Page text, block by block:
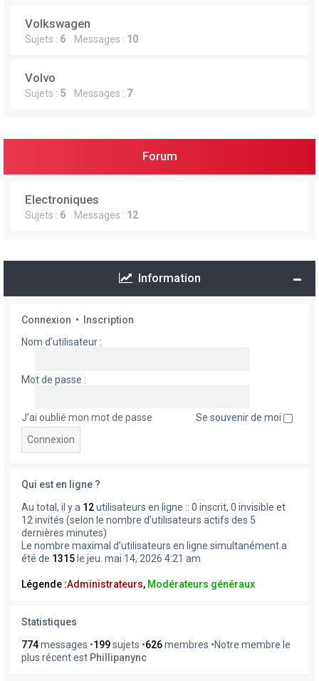
Volkswagen
Sujets : 6 Messages : 10
Volvo
Sujets : 5 Messages : 7
Forum
Electroniques
Sujets : 6 Messages : 12
Information
Connexion •
Inscription
Nom d’utilisateur :
Mot de passe :
J’ai oublié mon mot de passe Se souvenir de moi
Qui est en ligne ?
Au total, il y a 12utilisateurs en ligne :: 0 inscrit, 0 invisible et
12 invités (selon le nombre d’utilisateurs actifs des 5
dernières minutes)
Le nombre maximal d’utilisateurs en ligne simultanément a
été de 1315 le jeu. mai 14, 2026 4:21 am
Légende :Administrateurs, Modérateurs généraux
Statistiques
774messages •199sujets •626membres •Notre membre le
plus récent est Phillipanync